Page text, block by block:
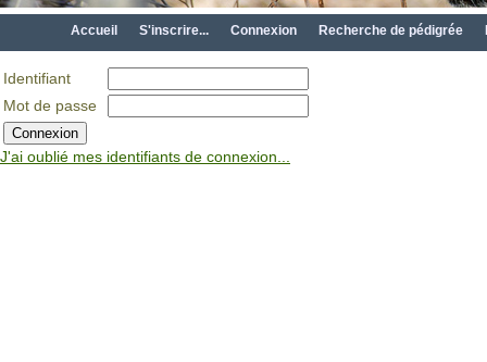
Accueil S'inscrire... Connexion Recherche de pédigrée
Identifiant
Mot de passe
J'ai oublié mes identifiants de connexion...